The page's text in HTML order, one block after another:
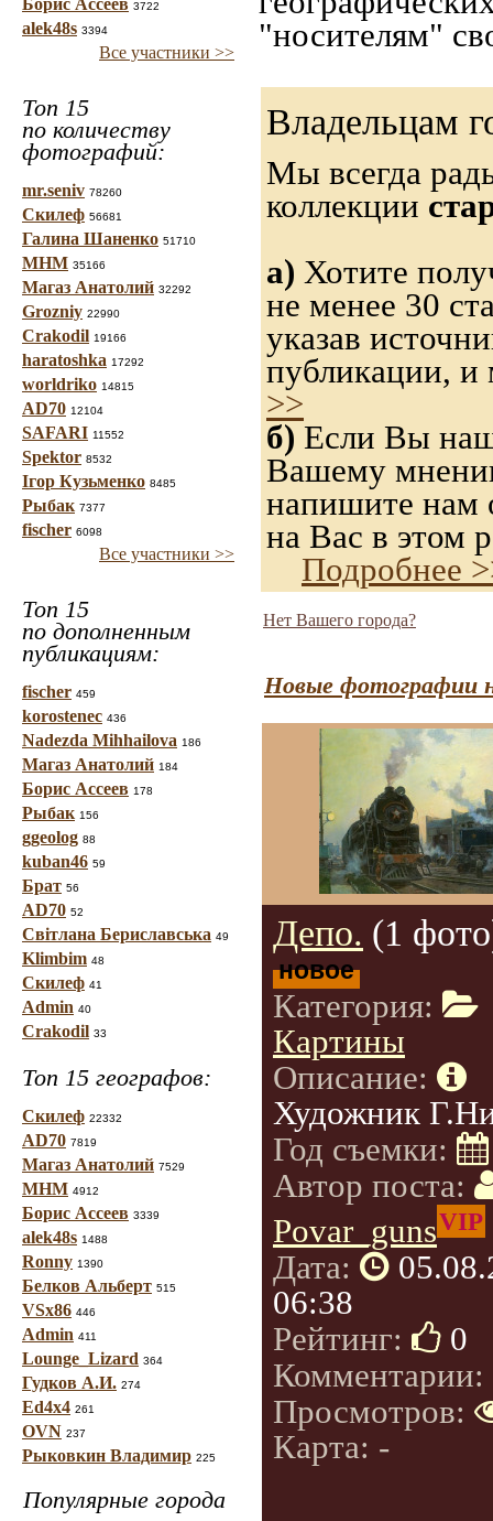
Борис Ассеев 3722
alek48s 3394
Все участники >>
Топ 15
по количеству
фотографий:
mr.seniv 78260
Скилеф 56681
Галина Шаненко 51710
МНМ 35166
Магаз Анатолий 32292
Grozniy 22990
Crakodil 19166
haratoshka 17292
worldriko 14815
AD70 12104
SAFARI 11552
Spektor 8532
Ігор Кузьменко 8485
Рыбак 7377
fischer 6098
Все участники >>
Топ 15
по дополненным
публикациям:
fischer 459
korostenec 436
Nadezda Mihhailova 186
Магаз Анатолий 184
Борис Ассеев 178
Рыбак 156
ggeolog 88
kuban46 59
Брат 56
AD70 52
Світлана Бериславська 49
Klimbim 48
Скилеф 41
Admin 40
Crakodil 33
Топ 15 географов:
Скилеф 22332
AD70 7819
Магаз Анатолий 7529
МНМ 4912
Борис Ассеев 3339
alek48s 1488
Ronny 1390
Белков Альберт 515
VSx86 446
Admin 411
Lounge_Lizard 364
Гудков А.И. 274
Ed4x4 261
OVN 237
Рыковкин Владимир 225
Популярные города
"носителям"
Владельцам
Мы всегда
коллекции
а) Хотите
не менее 30
указав
публикации,
>>
б) Если Вы
Вашему
напишите нам
на Вас в этом
Подробнее
Нет Вашего города?
Новые фотографии
Депо. (1
новое
Категория:
Картины
Описание:
Художник
Год съемки:
Автор поста:
Povar_gunsVIP
Дата:
06:38
Рейтинг:
0
Комментарии:
Просмотров:
Карта: -